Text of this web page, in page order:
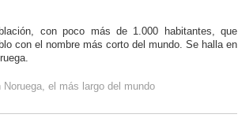
con poco más de 1.000 habitantes, que
con el nombre más corto del mundo. Se halla en
el más largo del mundo